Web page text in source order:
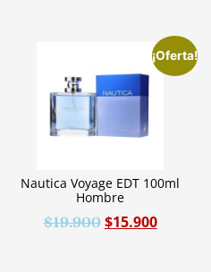
¡Oferta!
Nautica Voyage EDT 100ml
Hombre
$19.900 $15.900